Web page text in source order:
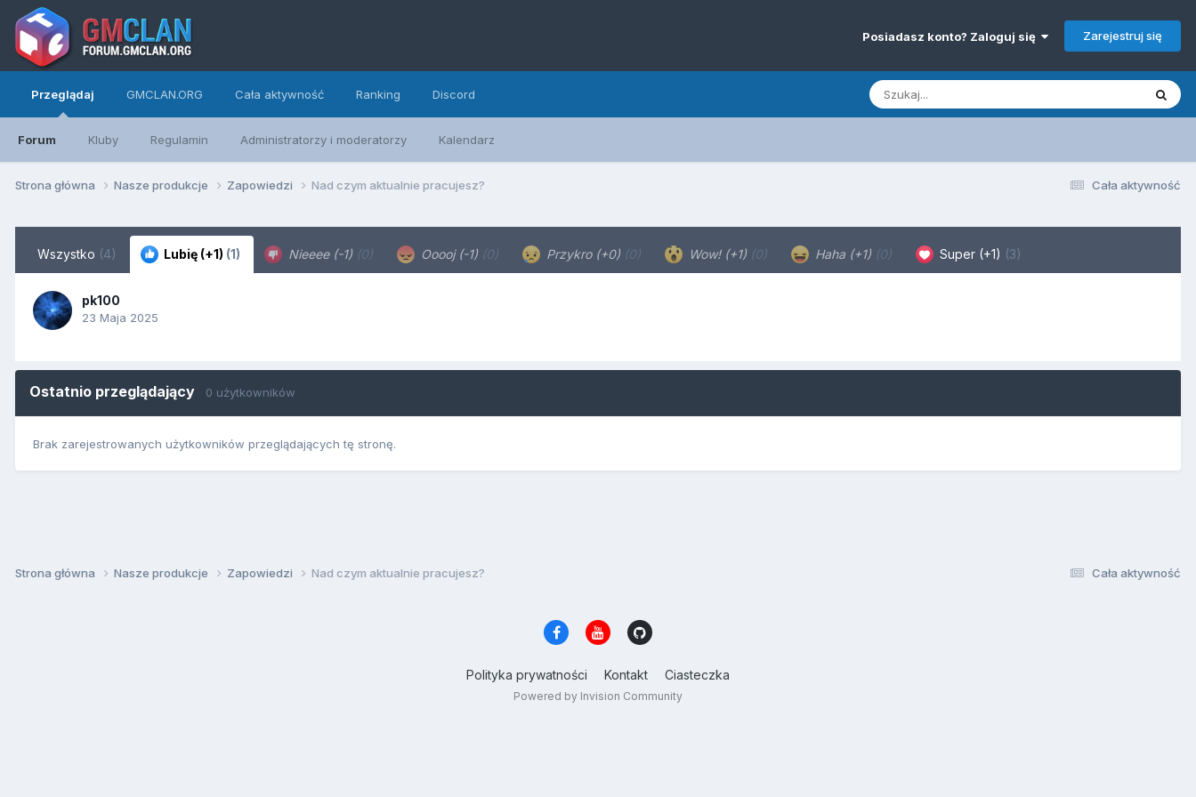
Posiadasz konto? Zaloguj się Zarejestruj się
Przeglądaj
Forum Kluby Regulamin Administratorzy i moderatorzy Kalendarz
GMCLAN.ORG Cała aktywność Ranking Discord
Cała aktywność
Strona główna Nasze produkcje Zapowiedzi Nad czym aktualnie pracujesz?
Wszystko (4) Lubię (+1) (1) Nieeee (-1) (0) Ooooj (-1) (0) Przykro (+0) (0) Wow! (+1) (0) Haha (+1) (0) Super (+1) (3)
pk100
23 Maja 2025
Ostatnio przeglądający 0 użytkowników
Brak zarejestrowanych użytkowników przeglądających tę stronę.
Cała aktywność
Strona główna Nasze produkcje Zapowiedzi Nad czym aktualnie pracujesz?
Polityka prywatności Kontakt Ciasteczka
Powered by Invision Community